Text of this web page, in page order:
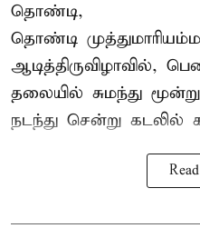
தொண்டி,
தொண்டி
ஆடித்திருவிழாவில்,
தலையில் சுமந்து
நடந்து சென்று கடலில்